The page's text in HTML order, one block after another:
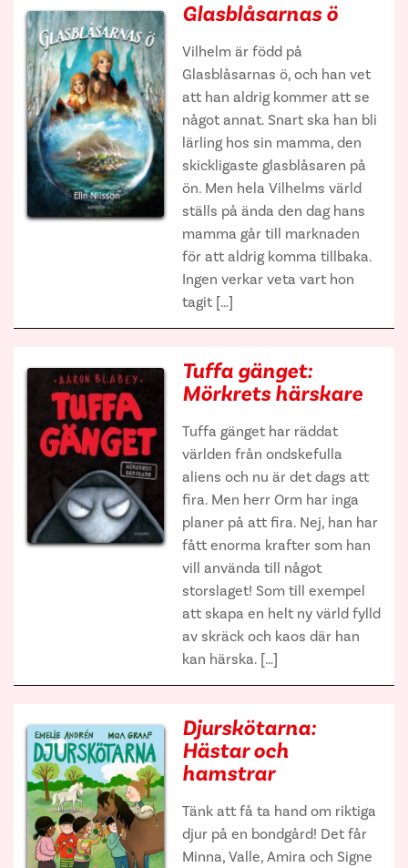
Glasblåsarnas ö
Vilhelm är född på
Glasblåsarnas ö, och han vet
att han aldrig kommer att se
något annat. Snart ska han bli
lärling hos sin mamma, den
skickligaste glasblåsaren på
ön. Men hela Vilhelms värld
ställs på ända den dag hans
mamma går till marknaden
för att aldrig komma tillbaka.
Ingen verkar veta vart hon
tagit […]
Tuffa gänget:
Mörkrets härskare
Tuffa gänget har räddat
världen från ondskefulla
aliens och nu är det dags att
fira. Men herr Orm har inga
planer på att fira. Nej, han har
fått enorma krafter som han
vill använda till något
storslaget! Som till exempel
att skapa en helt ny värld fylld
av skräck och kaos där han
kan härska. […]
Djurskötarna:
Hästar och
hamstrar
Tänk att få ta hand om riktiga
djur på en bondgård! Det får
Minna, Valle, Amira och Signe